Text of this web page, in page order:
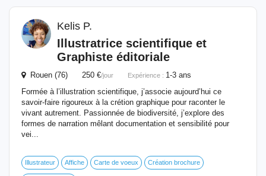
Kelis P.
Illustratrice scientifique et
Graphiste éditoriale
Rouen (76) 250 €/jour Expérience : 1-3 ans
Formée à l’illustration scientifique, j’associe aujourd’hui ce
savoir-faire rigoureux à la crétion graphique pour raconter le
vivant autrement. Passionnée de biodiversité, j’explore des
formes de narration mêlant documentation et sensibilité pour
vei...
Illustrateur Affiche Carte de voeux Création brochure